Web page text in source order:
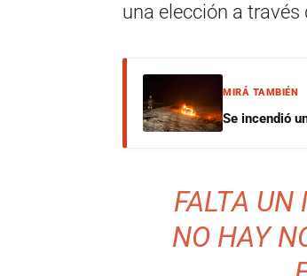
una elección a través
MIRÁ TAMBIÉN
Se incendió
FALTA UN
NO HAY